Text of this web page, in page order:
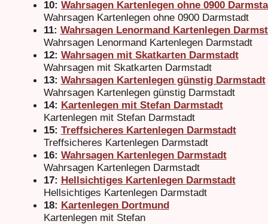
10: Wahrsagen Kartenlegen ohne 0900
Wahrsagen Kartenlegen ohne 0900 Darmstadt
11: Wahrsagen Lenormand Kartenlegen
Wahrsagen Lenormand Kartenlegen Darmstadt
12: Wahrsagen mit Skatkarten Darmstadt
Wahrsagen mit Skatkarten Darmstadt
13: Wahrsagen Kartenlegen günstig Darmstadt
Wahrsagen Kartenlegen günstig Darmstadt
14: Kartenlegen mit Stefan Darmstadt
Kartenlegen mit Stefan Darmstadt
15: Treffsicheres Kartenlegen Darmstadt
Treffsicheres Kartenlegen Darmstadt
16: Wahrsagen Kartenlegen Darmstadt
Wahrsagen Kartenlegen Darmstadt
17: Hellsichtiges Kartenlegen Darmstadt
Hellsichtiges Kartenlegen Darmstadt
18: Kartenlegen Dortmund
Kartenlegen mit Stefan